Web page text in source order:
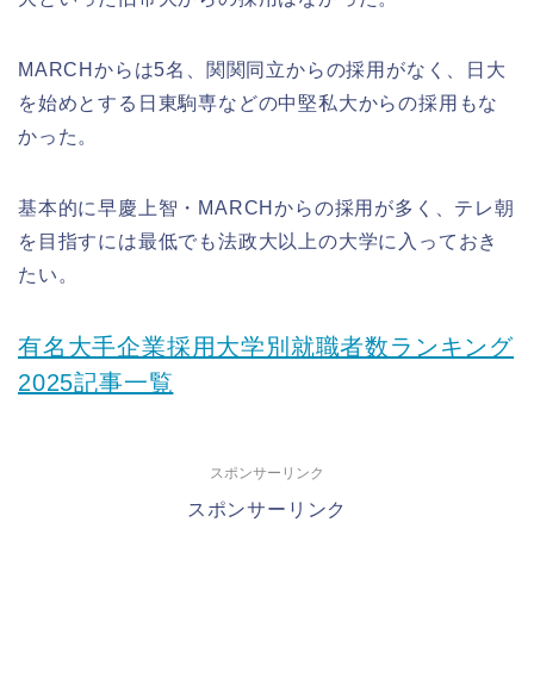
MARCHからは5名、関関同立からの採用がなく、日大
を始めとする日東駒専などの中堅私大からの採用もな
かった。
基本的に早慶上智・MARCHからの採用が多く、テレ朝
を目指すには最低でも法政大以上の大学に入っておき
たい。
有名大手企業採用大学別就職者数ランキング
2025記事一覧
スポンサーリンク
スポンサーリンク